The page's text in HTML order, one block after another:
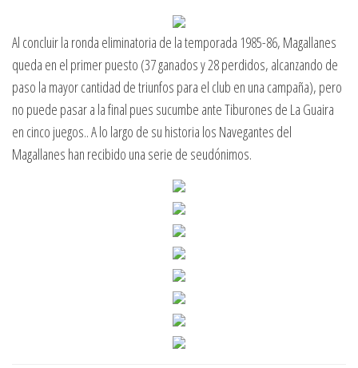
Al concluir la ronda eliminatoria de la temporada 1985-86, Magallanes
queda en el primer puesto (37 ganados y 28 perdidos, alcanzando de
paso la mayor cantidad de triunfos para el club en una campaña), pero
no puede pasar a la final pues sucumbe ante Tiburones de La Guaira
en cinco juegos.. A lo largo de su historia los Navegantes del
Magallanes han recibido una serie de seudónimos.